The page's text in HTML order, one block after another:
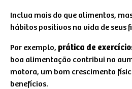
Inclua mais do que alimentos,
hábitos positivos na vida de seus
Por exemplo, prática de
boa alimentação contribui no
motora, um bom crescimento
benefícios.